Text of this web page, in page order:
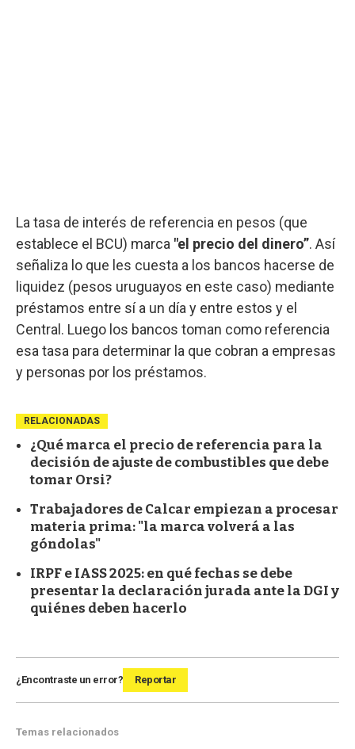
La tasa de interés de referencia en pesos (que
establece el BCU) marca "el precio del dinero”. Así
señaliza lo que les cuesta a los bancos hacerse de
liquidez (pesos uruguayos en este caso) mediante
préstamos entre sí a un día y entre estos y el
Central. Luego los bancos toman como referencia
esa tasa para determinar la que cobran a empresas
y personas por los préstamos.
RELACIONADAS
¿Qué marca el precio de referencia para la
decisión de ajuste de combustibles que debe
tomar Orsi?
Trabajadores de Calcar empiezan a procesar
materia prima: "la marca volverá a las
góndolas"
IRPF e IASS 2025: en qué fechas se debe
presentar la declaración jurada ante la DGI y
quiénes deben hacerlo
¿Encontraste un error? Reportar
Temas relacionados